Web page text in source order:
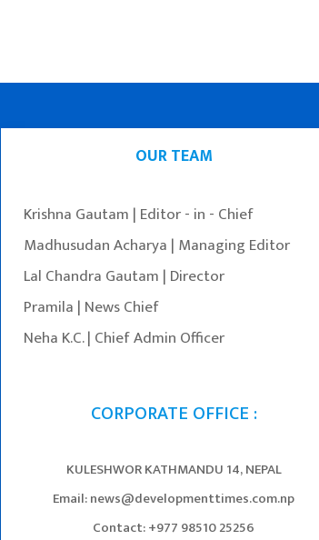
OUR TEAM
Krishna Gautam | Editor - in - Chief
Madhusudan Acharya | Managing Editor
Lal Chandra Gautam | Director
Pramila | News Chief
Neha K.C. | Chief Admin Officer
CORPORATE OFFICE :
KULESHWOR KATHMANDU 14, NEPAL
Email: news@developmenttimes.com.np
Contact: +977 98510 25256
Facebook YouTube